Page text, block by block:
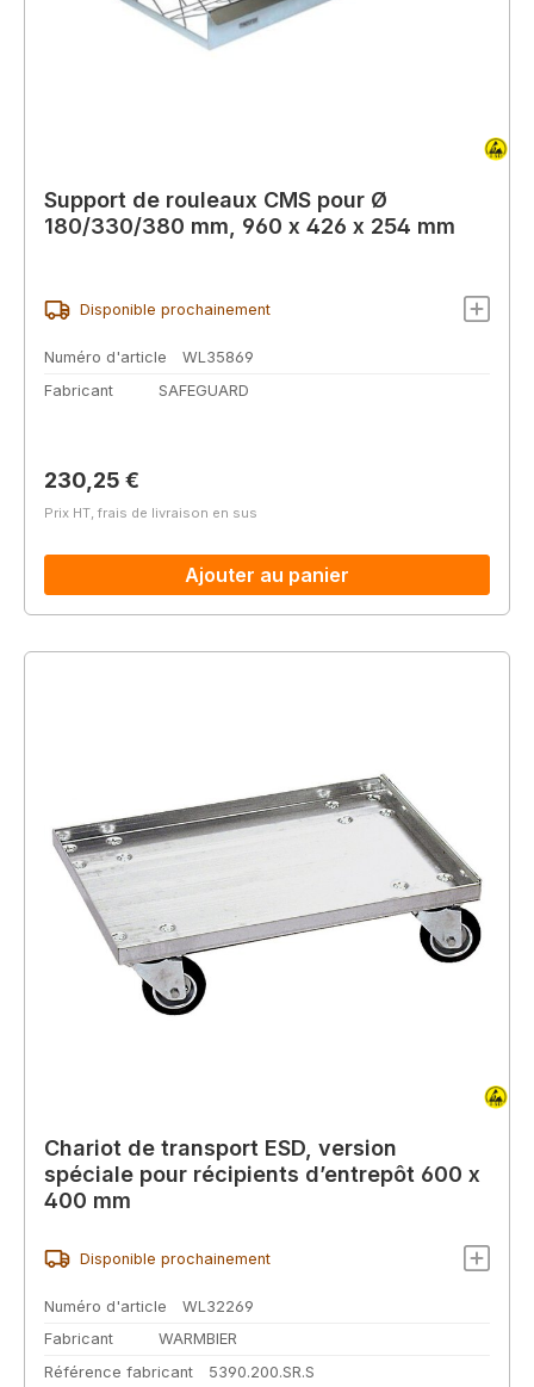
Support de rouleaux CMS pour Ø
180/330/380 mm, 960 x 426 x 254 mm
Disponible prochainement
Numéro d'article
WL35869
Fabricant
SAFEGUARD
Prix régulier :
230,25 €
Prix HT, frais de livraison en sus
Ajouter au panier
Chariot de transport ESD, version
spéciale pour récipients d’entrepôt 600 x
400 mm
Disponible prochainement
Numéro d'article
WL32269
Fabricant
WARMBIER
Référence fabricant
5390.200.SR.S